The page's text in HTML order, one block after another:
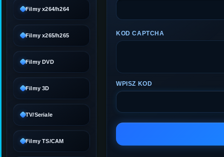
Filmy x264/h264
Filmy x265/h265
Filmy DVD
Filmy 3D
TV/Seriale
Filmy TS/CAM
KOD CAPTCHA
WPISZ KOD